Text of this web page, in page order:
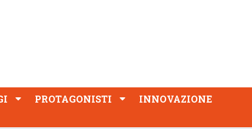
PROTAGONISTI
INNOVAZIONE